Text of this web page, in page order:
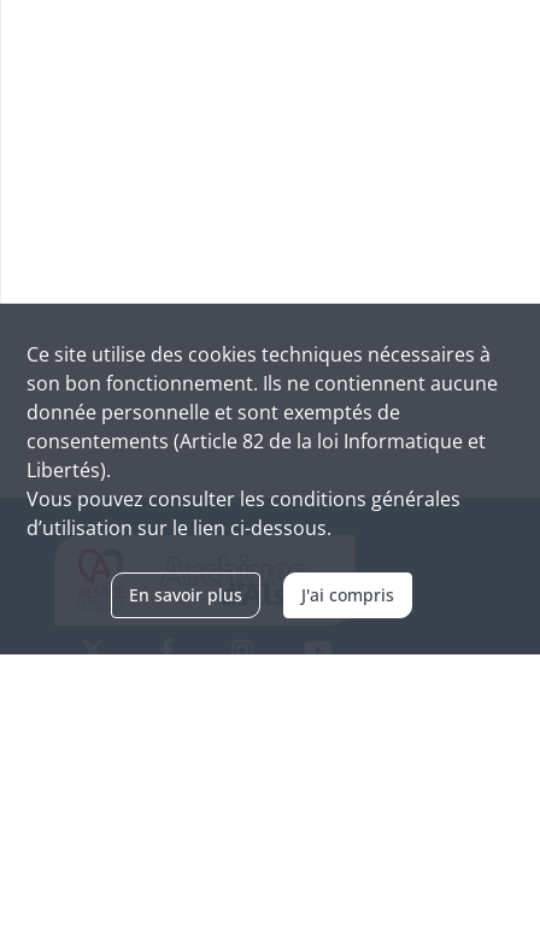
Ce site utilise des cookies techniques nécessaires à
son bon fonctionnement. Ils ne contiennent aucune
donnée personnelle et sont exemptés de
consentements (Article 82 de la loi Informatique et
Libertés).
Vous pouvez consulter les conditions générales
d’utilisation sur le lien ci-dessous.
En savoir plus J'ai compris